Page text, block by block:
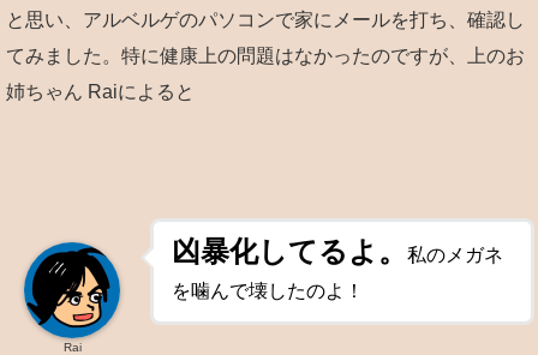
と思い、アルベルゲのパソコンで家にメールを打ち、確認し
てみました。特に健康上の問題はなかったのですが、上のお
姉ちゃん Raiによると
凶暴化してるよ。
私のメガネ
を噛んで壊したのよ！
Rai